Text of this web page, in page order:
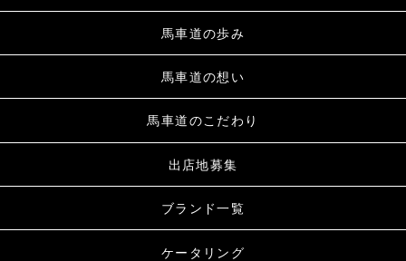
馬車道の歩み
馬車道の想い
馬車道のこだわり
出店地募集
ブランド一覧
ケータリング